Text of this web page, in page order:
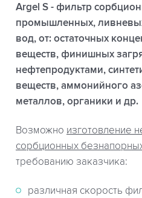
Argel S - фильтр
промышленных,
вод, от: остаточных
веществ, финишных
нефтепродуктами,
веществ, аммонийного
металлов, органики и др.
Возможно изготовление
сорбционных
требованию заказчика:
различная скорость